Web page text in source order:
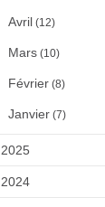
Avril (12)
Mars (10)
Février (8)
Janvier (7)
2025
2024